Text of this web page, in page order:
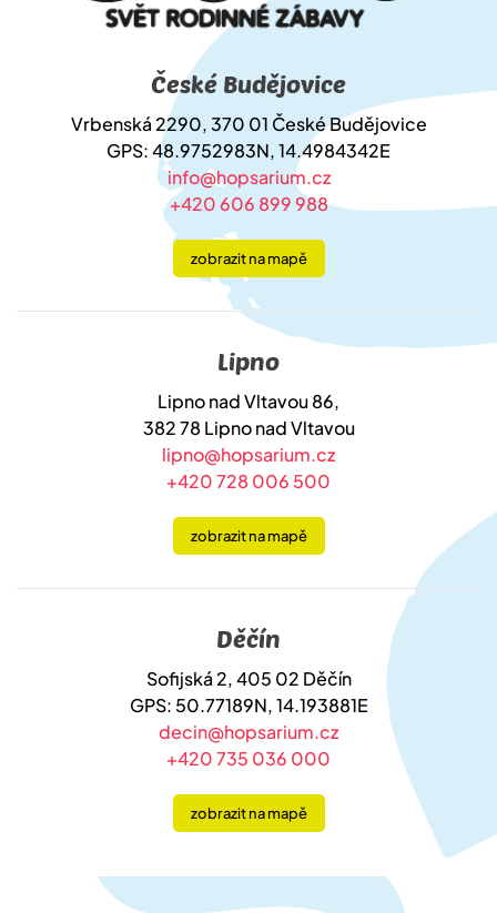
České Budějovice
Vrbenská 2290, 370 01 České Budějovice
GPS: 48.9752983N, 14.4984342E
info@hopsarium.cz
+420 606 899 988
zobrazit na mapě
Lipno
Lipno nad Vltavou 86,
382 78 Lipno nad Vltavou
lipno@hopsarium.cz
+420 728 006 500
zobrazit na mapě
Děčín
Sofijská 2, 405 02 Děčín
GPS: 50.77189N, 14.193881E
decin@hopsarium.cz
+420 735 036 000
zobrazit na mapě